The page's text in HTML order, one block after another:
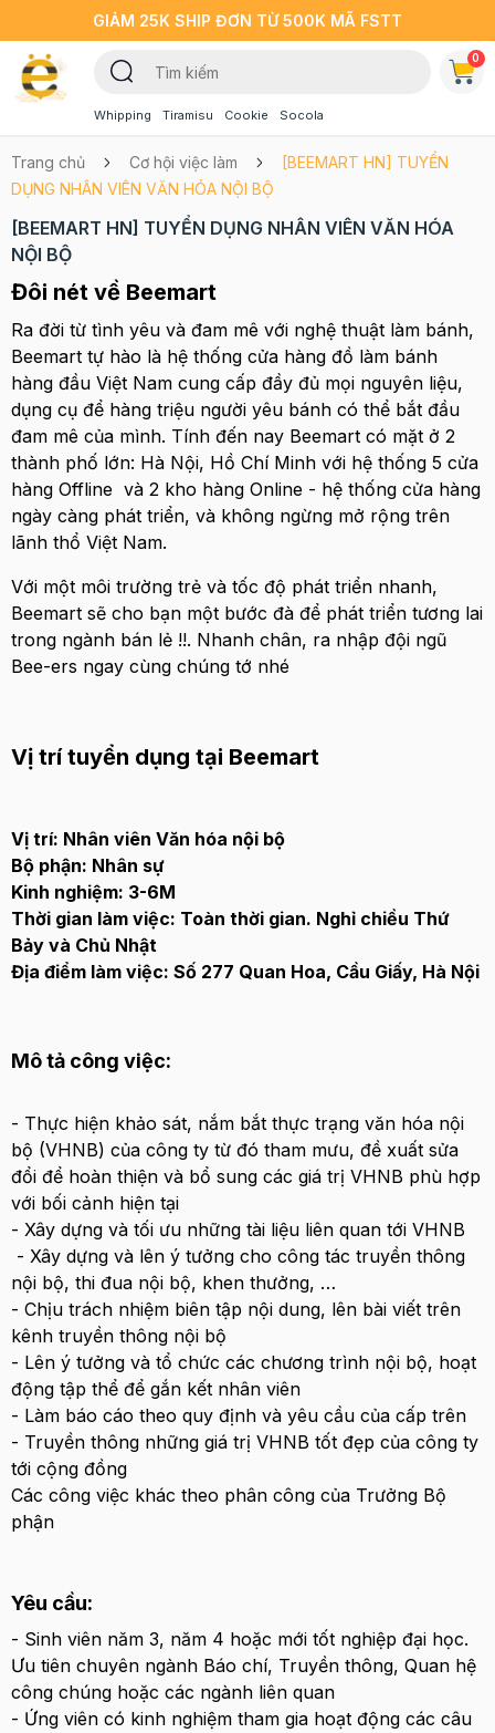
GIẢM 25K SHIP ĐƠN TỪ 500K MÃ FSTT
Whipping Tiramisu Cookie Socola
0
Trang chủ Cơ hội việc làm
[BEEMART HN] TUYỂN
DỤNG NHÂN VIÊN VĂN HÓA NỘI BỘ
[BEEMART HN] TUYỂN DỤNG NHÂN VIÊN VĂN HÓA
NỘI BỘ
Đôi nét về Beemart
Ra đời từ tình yêu và đam mê với nghệ thuật làm bánh,
Beemart tự hào là hệ thống cửa hàng đồ làm bánh
hàng đầu Việt Nam cung cấp đầy đủ mọi nguyên liệu,
dụng cụ để hàng triệu người yêu bánh có thể bắt đầu
đam mê của mình. Tính đến nay Beemart có mặt ở 2
thành phố lớn: Hà Nội, Hồ Chí Minh với hệ thống 5 cửa
hàng Offline và 2 kho hàng Online - hệ thống cửa hàng
ngày càng phát triển, và không ngừng mở rộng trên
lãnh thổ Việt Nam.
Với một môi trường trẻ và tốc độ phát triển nhanh,
Beemart sẽ cho bạn một bước đà để phát triển tương lai
trong ngành bán lẻ !!. Nhanh chân, ra nhập đội ngũ
Bee-ers ngay cùng chúng tớ nhé
Vị trí tuyển dụng tại Beemart
Vị trí: Nhân viên Văn hóa nội bộ
Bộ phận: Nhân sự
Kinh nghiệm: 3-6M
Thời gian làm việc: Toàn thời gian. Nghỉ chiều Thứ
Bảy và Chủ Nhật
Địa điểm làm việc: Số 277 Quan Hoa, Cầu Giấy, Hà Nội
Mô tả công việc:
- Thực hiện khảo sát, nắm bắt thực trạng văn hóa nội
bộ (VHNB) của công ty từ đó tham mưu, đề xuất sửa
đổi để hoàn thiện và bổ sung các giá trị VHNB phù hợp
với bối cảnh hiện tại
- Xây dựng và tối ưu những tài liệu liên quan tới VHNB
- Xây dựng và lên ý tưởng cho công tác truyền thông
nội bộ, thi đua nội bộ, khen thưởng, …
- Chịu trách nhiệm biên tập nội dung, lên bài viết trên
kênh truyền thông nội bộ
- Lên ý tưởng và tổ chức các chương trình nội bộ, hoạt
động tập thể để gắn kết nhân viên
- Làm báo cáo theo quy định và yêu cầu của cấp trên
- Truyền thông những giá trị VHNB tốt đẹp của công ty
tới cộng đồng
Các công việc khác theo phân công của Trưởng Bộ
phận
Yêu cầu:
- Sinh viên năm 3, năm 4 hoặc mới tốt nghiệp đại học.
Ưu tiên chuyên ngành Báo chí, Truyền thông, Quan hệ
công chúng hoặc các ngành liên quan
- Ứng viên có kinh nghiệm tham gia hoạt động các câu